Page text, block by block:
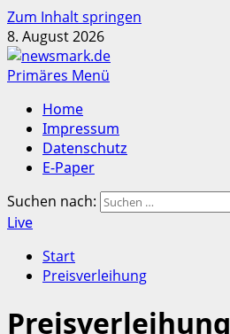
Zum Inhalt springen
8. August 2026
Primäres Menü
Home
Impressum
Datenschutz
E-Paper
Suchen nach:
Live
Start
Preisverleihung
Preisverleihung